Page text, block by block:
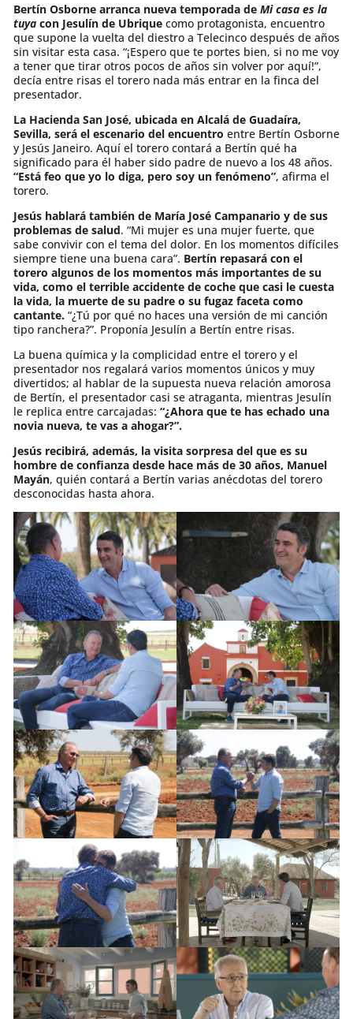
Bertín Osborne arranca nueva temporada de Mi casa es la
tuyacon Jesulín de Ubriquecomo protagonista, encuentro
que supone la vuelta del diestro a Telecinco después de años
sin visitar esta casa. “¡Espero que te portes bien, si no me voy
a tener que tirar otros pocos de años sin volver por aquí!”,
decía entre risas el torero nada más entrar en la finca del
presentador.
La Hacienda San José, ubicada en Alcalá de Guadaíra,
Sevilla, será el escenario del encuentro entre Bertín Osborne
y Jesús Janeiro. Aquí el torero contará a Bertín qué ha
significado para él haber sido padre de nuevo a los 48 años.
“Está feo que yo lo diga, pero soy un fenómeno”, afirma el
torero.
Jesús hablará también de María José Campanario y de sus
problemas de salud. “Mi mujer es una mujer fuerte, que
sabe convivir con el tema del dolor. En los momentos difíciles
siempre tiene una buena cara”. Bertín repasará con el
torero algunos de los momentos más importantes de su
vida, como el terrible accidente de coche que casi le cuesta
la vida, la muerte de su padre o su fugaz faceta como
cantante.“¿Tú por qué no haces una versión de mi canción
tipo ranchera?”. Proponía Jesulín a Bertín entre risas.
La buena química y la complicidad entre el torero y el
presentador nos regalará varios momentos únicos y muy
divertidos; al hablar de la supuesta nueva relación amorosa
de Bertín, el presentador casi se atraganta, mientras Jesulín
le replica entre carcajadas: “¿Ahora que te has echado una
novia nueva, te vas a ahogar?”.
Jesús recibirá, además, la visita sorpresa del que es su
hombre de confianza desde hace más de 30 años, Manuel
Mayán, quién contará a Bertín varias anécdotas del torero
desconocidas hasta ahora.